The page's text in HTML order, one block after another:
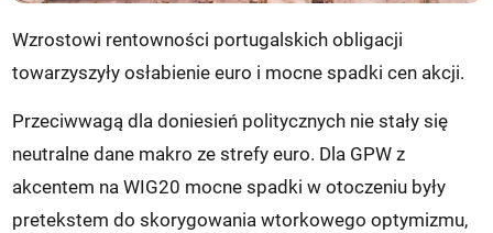
Wzrostowi rentowności portugalskich obligacji
towarzyszyły osłabienie euro i mocne spadki cen akcji.
Przeciwwagą dla doniesień politycznych nie stały się
neutralne dane makro ze strefy euro. Dla GPW z
akcentem na WIG20 mocne spadki w otoczeniu były
pretekstem do skorygowania wtorkowego optymizmu,